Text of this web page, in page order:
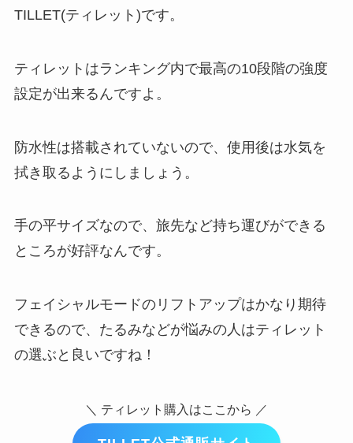
TILLET(ティレット)です。
ティレットはランキング内で最高の10段階の強度
設定が出来るんですよ。
防水性は搭載されていないので、使用後は水気を
拭き取るようにしましょう。
手の平サイズなので、旅先など持ち運びができる
ところが好評なんです。
フェイシャルモードのリフトアップはかなり期待
できるので、たるみなどが悩みの人はティレット
の選ぶと良いですね！
＼ ティレット購入はここから ／